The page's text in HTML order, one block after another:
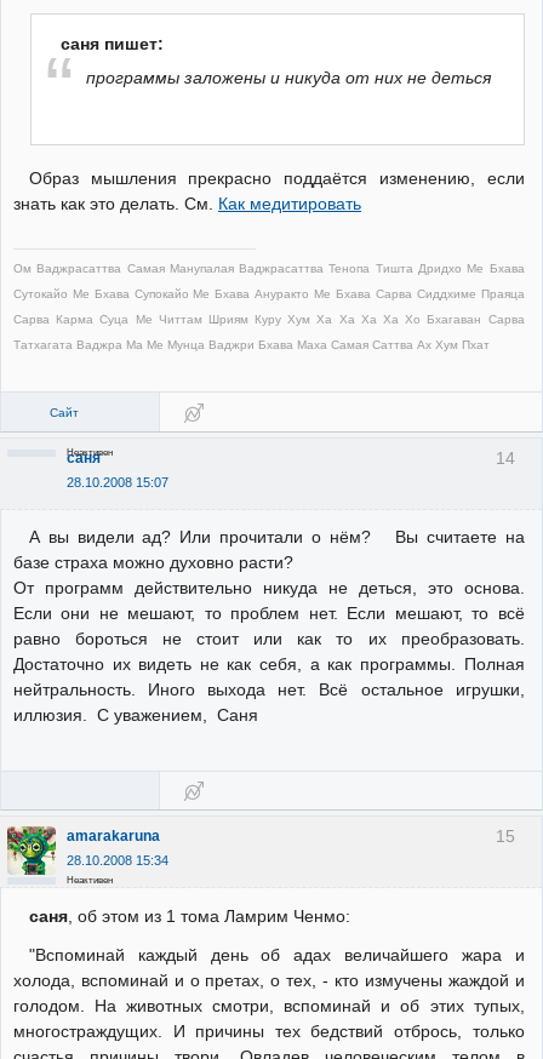
саня пишет:
программы заложены и никуда от них не деться
Образ мышления прекрасно поддаётся изменению, если
знать как это делать. См. Как медитировать
Ом Ваджрасаттва Самая Манупалая Ваджрасаттва Тенопа Тишта Дридхо Ме Бхава
Сутокайо Ме Бхава Супокайо Ме Бхава Ануракто Ме Бхава Сарва Сиддхиме Праяца
Сарва Карма Суца Ме Читтам Шриям Куру Хум Ха Ха Ха Ха Хо Бхагаван Сарва
Татхагата Ваджра Ма Ме Мунца Ваджри Бхава Маха Самая Саттва Ах Хум Пхат
Сайт
14
саня
28.10.2008 15:07
Неактивен
А вы видели ад? Или прочитали о нём? Вы считаете на
базе страха можно духовно расти?
От программ действительно никуда не деться, это основа.
Если они не мешают, то проблем нет. Если мешают, то всё
равно бороться не стоит или как то их преобразовать.
Достаточно их видеть не как себя, а как программы. Полная
нейтральность. Иного выхода нет. Всё остальное игрушки,
иллюзия. С уважением, Саня
15
amarakaruna
28.10.2008 15:34
Неактивен
саня, об этом из 1 тома Ламрим Ченмо:
"Вспоминай каждый день об адах величайшего жара и
холода, вспоминай и о претах, о тех, - кто измучены жаждой и
голодом. На животных смотри, вспоминай и об этих тупых,
многостраждущих. И причины тех бедствий отбрось, только